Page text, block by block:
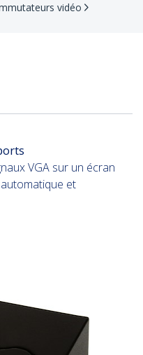
vidéo
VGA sur un écran
et